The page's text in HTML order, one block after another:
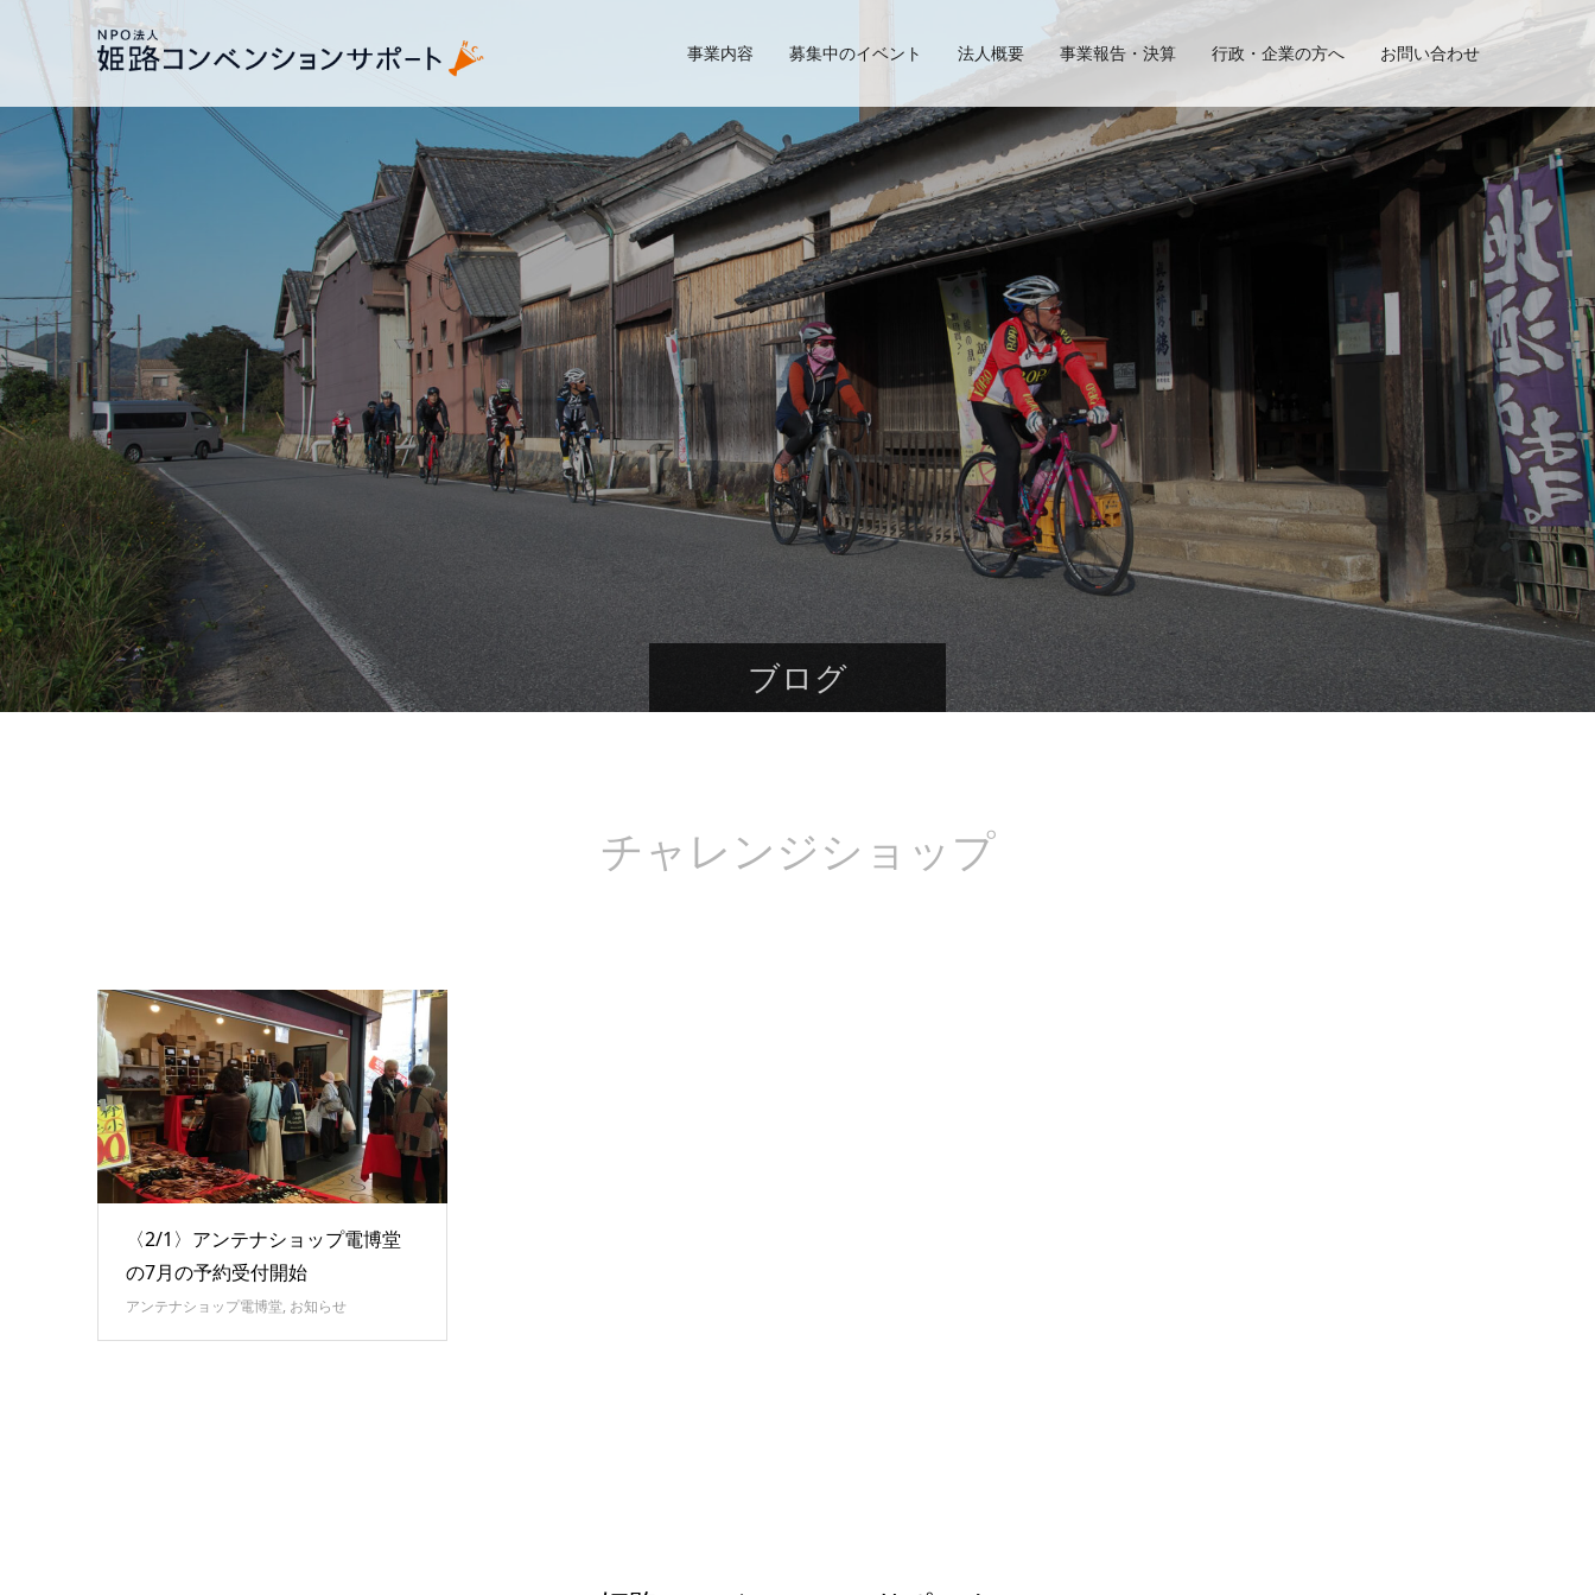
事業内容 募集中のイベント 法人概要 事業報告・決算 行政・企業の方へ お問い合わせ
ブログ
チャレンジショップ
〈2/1〉アンテナショップ電博堂
の7月の予約受付開始
アンテナショップ電博堂, お知らせ